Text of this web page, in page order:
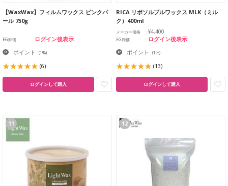
【WaxWax】フィルムワックス ピンクパ
ール 750g
EG卸価 ログイン後表示
ポイント :(1%)
(6)
ログインして購入
RICA リポソルブルワックス MLK（ミル
ク）400ml
メーカー価格 ¥4,400
EG卸価 ログイン後表示
ポイント :(1%)
(13)
ログインして購入
11 12